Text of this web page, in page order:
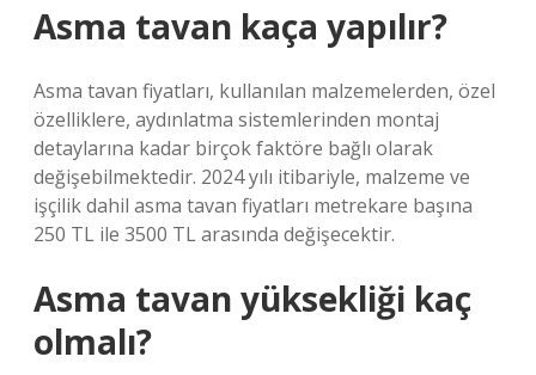
Asma tavan kaça yapılır?
Asma tavan fiyatları, kullanılan malzemelerden, özel
özelliklere, aydınlatma sistemlerinden montaj
detaylarına kadar birçok faktöre bağlı olarak
değişebilmektedir. 2024 yılı itibariyle, malzeme ve
işçilik dahil asma tavan fiyatları metrekare başına
250 TL ile 3500 TL arasında değişecektir.
Asma tavan yüksekliği kaç
olmalı?